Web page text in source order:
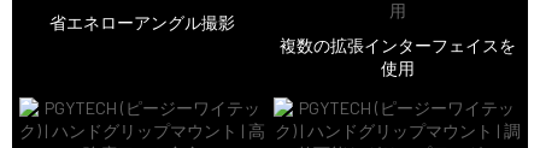
省エネローアングル撮影
複数の拡張インターフェイスを
使用